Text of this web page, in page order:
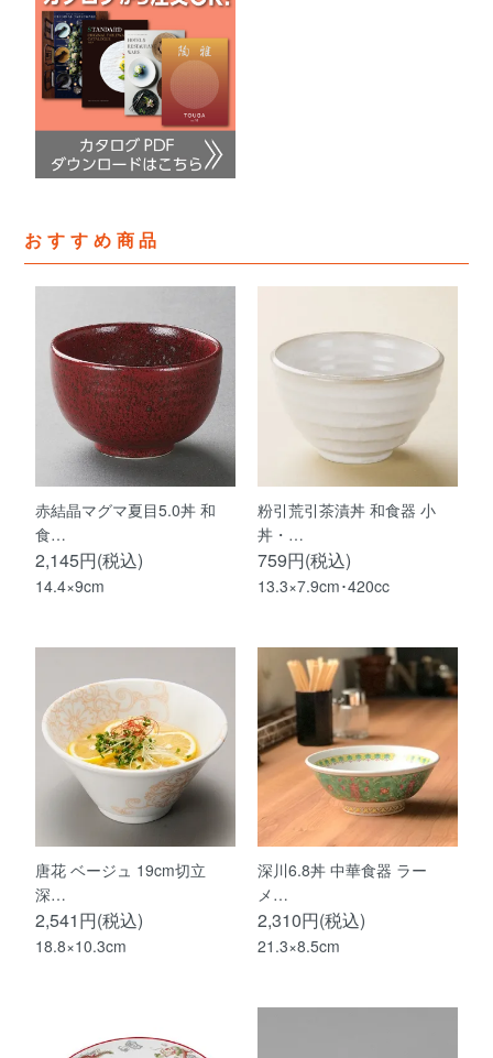
おすすめ商品
赤結晶マグマ夏目5.0丼 和
食…
2,145円(税込)
14.4×9cm
粉引荒引茶漬丼 和食器 小
丼・…
759円(税込)
13.3×7.9cm･420cc
唐花 ベージュ 19cm切立
深…
2,541円(税込)
18.8×10.3cm
深川6.8丼 中華食器 ラー
メ…
2,310円(税込)
21.3×8.5cm